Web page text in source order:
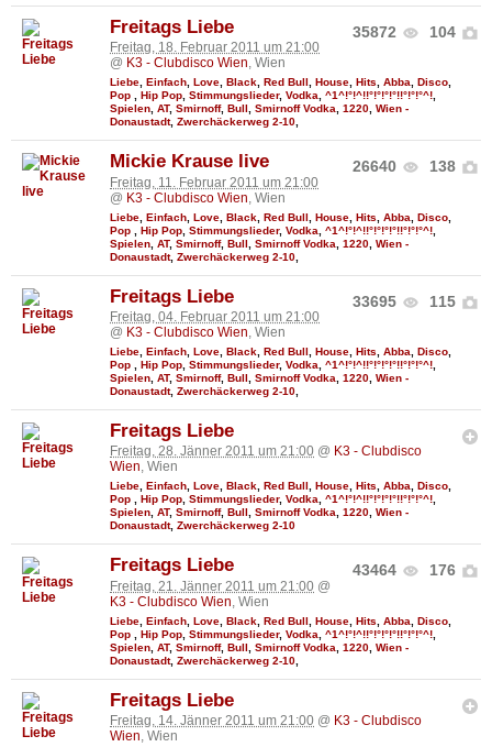
35872 104
Freitags Liebe
Freitag, 18. Februar 2011 um 21:00
@ K3 - Clubdisco Wien, Wien
Liebe Einfach Love Black Red Bull House Hits Abba Disco
Pop
Hip Pop Stimmungslieder, Vodka ^1^!°!^!!°!°!°!°!!°!°!°^!
Spielen AT, Smirnoff, Bull Smirnoff Vodka 1220 Wien -
Donaustadt, Zwerchäckerweg 2-10
26640 138
Mickie Krause live
Freitag, 11. Februar 2011 um 21:00
@ K3 - Clubdisco Wien , Wien
Liebe Einfach Love Black Red Bull House Hits Abba Disco
Pop
Hip Pop Stimmungslieder, Vodka ^1^!°!^!!°!°!°!°!!°!°!°^!
Spielen AT, Smirnoff, Bull Smirnoff Vodka 1220 Wien -
Donaustadt, Zwerchäckerweg 2-10
33695 115
Freitags Liebe
Freitag, 04. Februar 2011 um 21:00
@ K3 - Clubdisco Wien, Wien
Liebe Einfach Love Black Red Bull House Hits Abba Disco
Pop
Hip Pop Stimmungslieder, Vodka ^1^!°!^!!°!°!°!°!!°!°!°^!
Spielen AT, Smirnoff, Bull Smirnoff Vodka 1220 Wien -
Donaustadt, Zwerchäckerweg 2-10
Freitags Liebe
Freitag, 28. Jänner 2011 um 21:00 @ K3 - Clubdisco
Wien, Wien
Liebe, Einfach, Love, Black, Red Bull, House, Hits, Abba, Disco,
Pop , Hip Pop, Stimmungslieder, Vodka, ^1^!°!^!!°!°!°!°!!°!°!°^!,
Spielen, AT, Smirnoff, Bull, Smirnoff Vodka, 1220, Wien -
Donaustadt, Zwerchäckerweg 2-10
43464 176
Freitags Liebe
Freitag, 21. Jänner 2011 um 21:00 @
K3 - Clubdisco Wien , Wien
Liebe Einfach Love Black Red Bull House Hits Abba Disco
Pop
Hip Pop Stimmungslieder, Vodka ^1^!°!^!!°!°!°!°!!°!°!°^!
Spielen AT, Smirnoff, Bull Smirnoff Vodka 1220 Wien -
Donaustadt, Zwerchäckerweg 2-10
Freitags Liebe
Freitag, 14. Jänner 2011 um 21:00 @ K3 - Clubdisco
Wien, Wien